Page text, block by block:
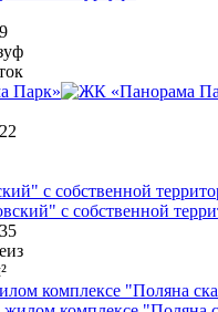
Парк»
с собственной
комплексе "Поляна